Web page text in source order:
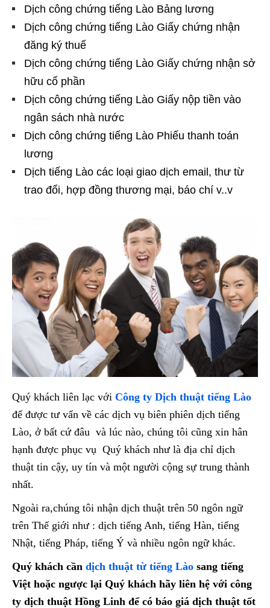
Dịch công chứng tiếng Lào Bảng lương
Dịch công chứng tiếng Lào Giấy chứng nhận
đăng ký thuế
Dịch công chứng tiếng Lào Giấy chứng nhận sở
hữu cổ phần
Dịch công chứng tiếng Lào Giấy nộp tiền vào
ngân sách nhà nước
Dịch công chứng tiếng Lào Phiếu thanh toán
lương
Dịch tiếng Lào các loại giao dịch email, thư từ
trao đổi, hợp đồng thương mại, báo chí v..v
Quý khách liên lạc với Công ty Dịch thuật tiếng Lào
để được tư vấn về các dịch vụ biên phiên dịch tiếng
Lào, ở bất cứ đâu và lúc nào, chúng tôi cũng xin hân
hạnh được phục vụ Quý khách như là địa chỉ dịch
thuật tin cậy, uy tín và một người cộng sự trung thành
nhất.
Ngoài ra,chúng tôi nhận dịch thuật trên 50 ngôn ngữ
trên Thế giới như : dịch tiếng Anh, tiếng Hàn, tiếng
Nhật, tiếng Pháp, tiếng Ý và nhiều ngôn ngữ khác.
Quý khách cần dịch thuật từ tiếng Lào sang tiếng
Việt hoặc ngược lại Quý khách hãy liên hệ với công
ty dịch thuật Hồng Linh để có báo giá dịch thuật tốt